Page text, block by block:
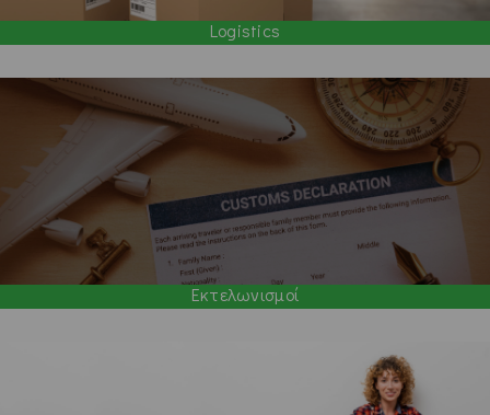
Logistics
Εκτελωνισμοί